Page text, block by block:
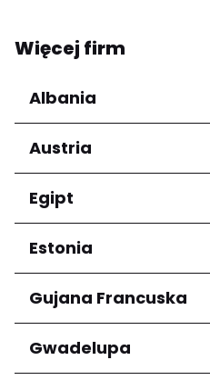
Więcej firm
Albania
Regiony
Qarku i Tiranës
Austria
Regiony
Salzburg
Wien
Egipt
Regiony
Kair
Estonia
Regiony
Harju maakond
Tartu maakond
Gujana Francuska
Regiony
Gwadelupa